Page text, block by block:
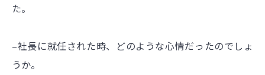
た。
–社長に就任された時、どのような心情だったのでしょ
うか。